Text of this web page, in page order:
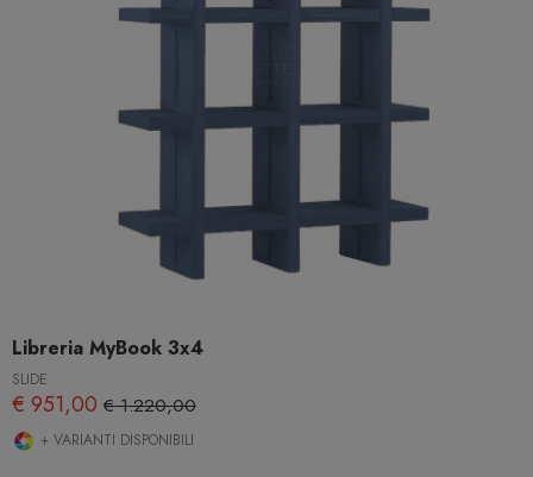
Libreria MyBook 3x4
SLIDE
€ 951,00 € 1.220,00
+ VARIANTI DISPONIBILI